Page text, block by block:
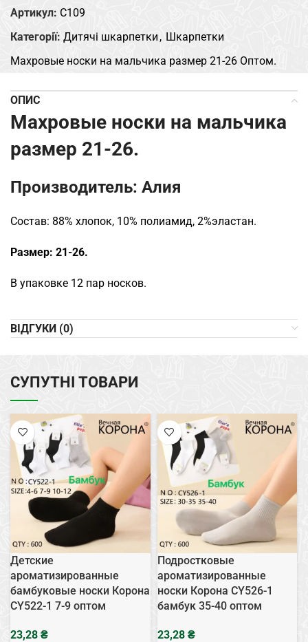
Артикул: C109
Категорії: Дитячі шкарпетки , Шкарпетки
Махровые носки на мальчика размер 21-26 Оптом.
ОПИС
Махровые носки на мальчика
размер 21-26.
Производитель: Алия
Состав: 88% хлопок, 10% полиамид, 2%эластан.
Размер: 21-26.
В упаковке 12 пар носков.
ВІДГУКИ (0)
СУПУТНІ ТОВАРИ
Детские
ароматизированные
бамбуковые носки Корона
CY522-1 7-9 оптом
₴
Подростковые
ароматизированные
носки Корона CY526-1
бамбук 35-40 оптом
₴